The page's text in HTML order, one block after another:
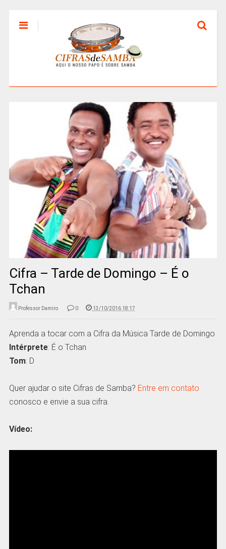
Cifra – Tarde de Domingo – É o
Tchan
Professor Damiro 0 13/10/2016 18:17
Aprenda a tocar com a Cifra da Música Tarde de Domingo
Intérprete: É o Tchan
Tom: D
Quer ajudar o site Cifras de Samba? Entre em contato
conosco e envie a sua cifra.
Vídeo: